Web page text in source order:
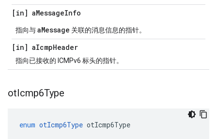
[in] aMessageInfo
指向与aMessage 关联的消息信息的指针。
[in] aIcmpHeader
指向已接收的 ICMPv6 标头的指针。
otIcmp6Type
enum otIcmp6Type otIcmp6Type